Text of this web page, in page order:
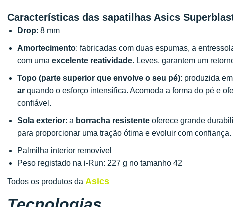
Características das sapatilhas Asics
Drop: 8 mm
Amortecimento: fabricadas com duas espumas, a
com uma excelente reatividade. Leves, garantem um
Topo (parte superior que envolve o seu pé): produzida
ar quando o esforço intensifica. Acomoda a forma do pé e
confiável.
Sola exterior: a borracha resistente oferece grande
para proporcionar uma tração ótima e evoluir com confiança.
Palmilha interior removível
Peso registado na i-Run: 227 g no tamanho 42
Todos os produtos da Asics